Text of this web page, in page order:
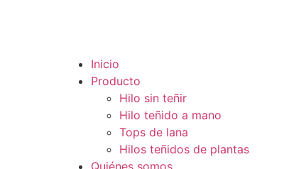
Inicio
Producto
Hilo sin teñir
Hilo teñido a mano
Tops de lana
Hilos teñidos de plantas
Quiénes somos